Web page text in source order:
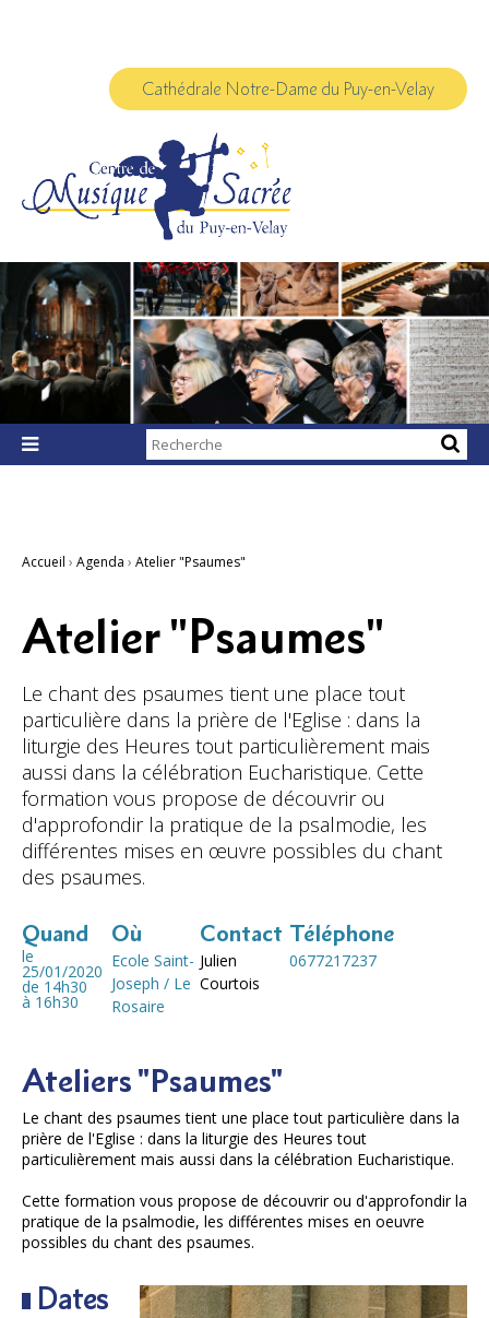
Cathédrale Notre-Dame du Puy-en-Velay

Chercher par
Recherche
Accueil › Agenda › Atelier "Psaumes"
Atelier "Psaumes"
Le chant des psaumes tient une place tout
particulière dans la prière de l'Eglise : dans la
liturgie des Heures tout particulièrement mais
aussi dans la célébration Eucharistique. Cette
formation vous propose de découvrir ou
d'approfondir la pratique de la psalmodie, les
différentes mises en œuvre possibles du chant
des psaumes.
Quand
le
25/01/2020
de 14h30
à 16h30
Où
Ecole Saint-
Joseph / Le
Rosaire
Contact
Julien
Courtois
Téléphone
0677217237
Ateliers "Psaumes"
Le chant des psaumes tient une place tout particulière dans la
prière de l'Eglise : dans la liturgie des Heures tout
particulièrement mais aussi dans la célébration Eucharistique.
Cette formation vous propose de découvrir ou d'approfondir la
pratique de la psalmodie, les différentes mises en oeuvre
possibles du chant des psaumes.
Dates